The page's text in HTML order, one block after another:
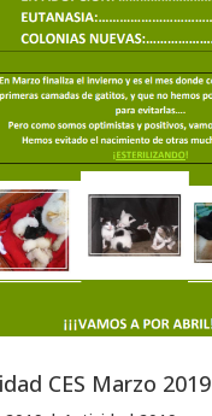
CES Marzo 2019